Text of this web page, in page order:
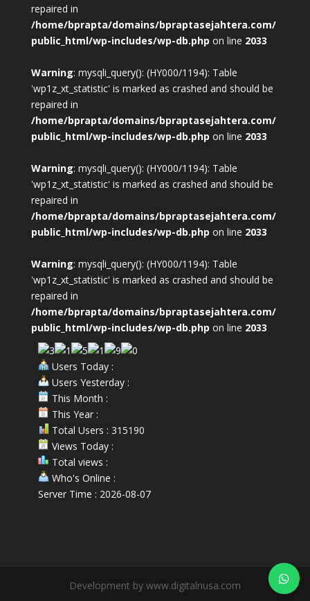
repaired in
/home/bprapta/domains/bpraptasejahtera.com/
public_html/wp-includes/wp-db.php on line 2033
Warning: mysqli_query(): (HY000/1194): Table
'wp1z_xt_statistic' is marked as crashed and should be
repaired in
/home/bprapta/domains/bpraptasejahtera.com/
public_html/wp-includes/wp-db.php on line 2033
Warning: mysqli_query(): (HY000/1194): Table
'wp1z_xt_statistic' is marked as crashed and should be
repaired in
/home/bprapta/domains/bpraptasejahtera.com/
public_html/wp-includes/wp-db.php on line 2033
Warning: mysqli_query(): (HY000/1194): Table
'wp1z_xt_statistic' is marked as crashed and should be
repaired in
/home/bprapta/domains/bpraptasejahtera.com/
public_html/wp-includes/wp-db.php on line 2033
Users Today :
Users Yesterday :
This Month :
This Year :
Total Users : 315190
Views Today :
Total views :
Who's Online :
Server Time : 2026-08-07
Development by www.digitalnusa.com